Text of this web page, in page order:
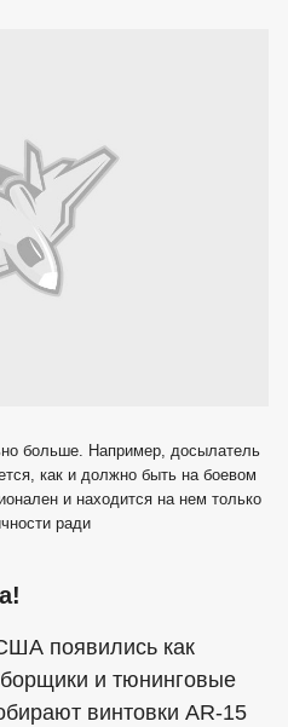
больше. Например, досылатель
как и должно быть на боевом
и находится на нем только
ради
появились как
и тюнинговые
винтовки AR-15